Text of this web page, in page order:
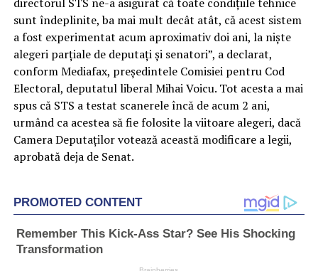
sunt îndeplinite, ba mai mult decât atât, că acest sistem
a fost experimentat acum aproximativ doi ani, la nişte
alegeri parţiale de deputaţi şi senatori”, a declarat,
conform Mediafax, preşedintele Comisiei pentru Cod
Electoral, deputatul liberal Mihai Voicu. Tot acesta a mai
spus că STS a testat scanerele încă de acum 2 ani,
urmând ca acestea să fie folosite la viitoare alegeri, dacă
Camera Deputaților votează această modificare a legii,
aprobată deja de Senat.